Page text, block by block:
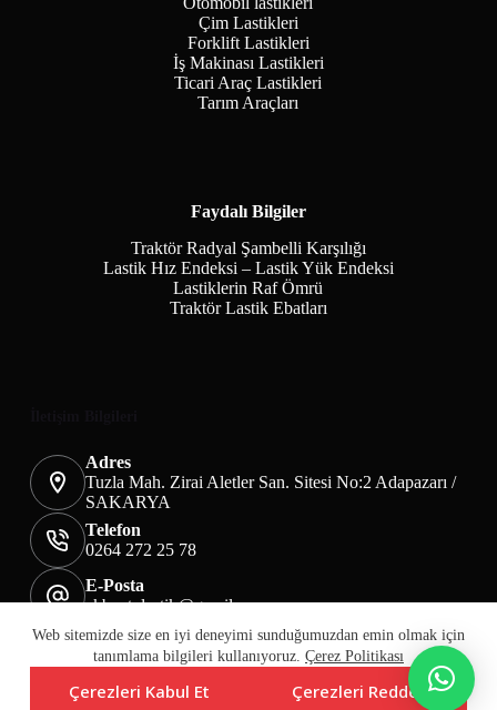
Web sitemizde size en iyi deneyimi sunduğumuzdan emin olmak için
tanımlama bilgileri kullanıyoruz. Çerez Politikası
Çerezleri Kabul Et Çerezleri Reddet
Çim Lastikleri
Forklift Lastikleri
İş Makinası Lastikleri
Ticari Araç Lastikleri
Tarım Araçları
Faydalı Bilgiler
Traktör Radyal Şambelli Karşılığı
Lastik Hız Endeksi – Lastik Yük Endeksi
Lastiklerin Raf Ömrü
Traktör Lastik Ebatları
Adres
Tuzla Mah. Zirai Aletler San. Sitesi No:2 Adapazarı /
SAKARYA
Telefon
0264 272 25 78
E-Posta
akbaotolastik@gmail.com
Mesafeli Satış Sözleşmesi
Teslimat&İade
Üyelik KVKK Sayfası
Çerez Politikası